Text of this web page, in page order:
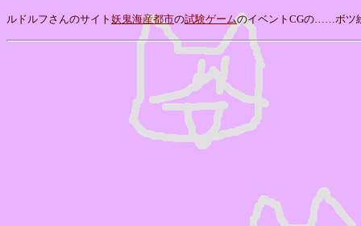
ルドルフさんのサイト 妖鬼海産都市の試験ゲームのイベントCGの……ボツ